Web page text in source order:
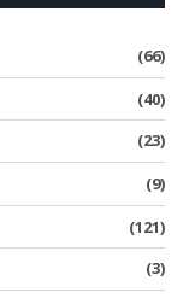
(66)
(40)
(23)
(9)
(121)
(3)